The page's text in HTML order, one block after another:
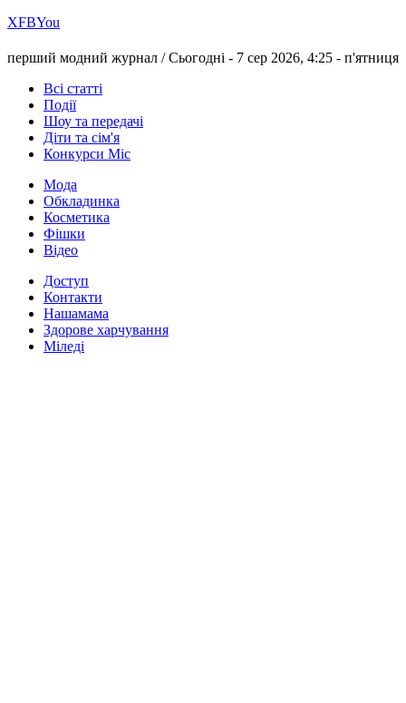
ХFBYou
перший модний журнал /Сьогодні - 7 сер 2026, 4:25 - п'ятниця
Всі статті
Події
Шоу та передачі
Діти та сім'я
Конкурси Міс
Мода
Обкладинка
Косметика
Фішки
Відео
Доступ
Контакти
Нашамама
Здорове харчування
Міледі